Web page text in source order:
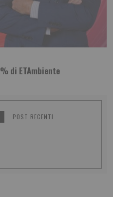
di ETAmbiente
POST RECENTI